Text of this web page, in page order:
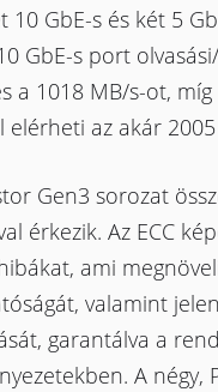
10 GbE-s és két 5
GbE-s port
a 1018 MB/s-ot,
elérheti az akár
Gen3 sorozat
érkezik. Az ECC
ami
valamint
garantálva a
A négy,